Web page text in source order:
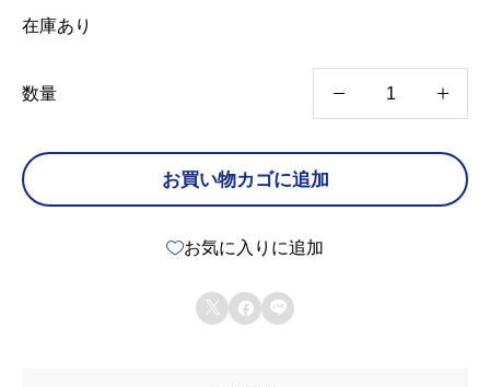
在庫あり
数量
E
A
お買い物カゴに追加
お気に入りに追加
  